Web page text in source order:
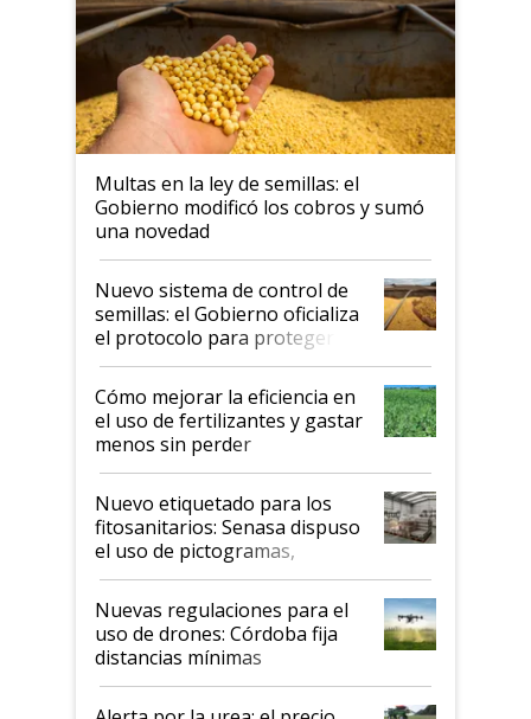
Multas en la ley de semillas: el
Gobierno modificó los cobros y sumó
una novedad
Nuevo sistema de control de
semillas: el Gobierno oficializa
el protocolo para proteger la
propiedad intelectual
Cómo mejorar la eficiencia en
el uso de fertilizantes y gastar
menos sin perder
productividad en la campaña
fina
Nuevo etiquetado para los
fitosanitarios: Senasa dispuso
el uso de pictogramas,
palabras de advertencia e
indicaciones
Nuevas regulaciones para el
uso de drones: Córdoba fija
distancias mínimas